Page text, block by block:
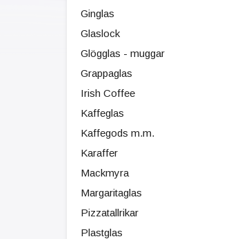
Ginglas
Glaslock
Glögglas - muggar
Grappaglas
Irish Coffee
Kaffeglas
Kaffegods m.m.
Karaffer
Mackmyra
Margaritaglas
Pizzatallrikar
Plastglas